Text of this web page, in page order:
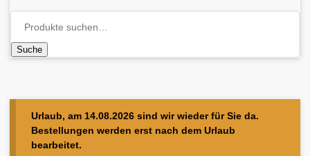
Suche
Urlaub, am 14.08.2026 sind wir wieder für Sie da.
Bestellungen werden erst nach dem Urlaub
bearbeitet.